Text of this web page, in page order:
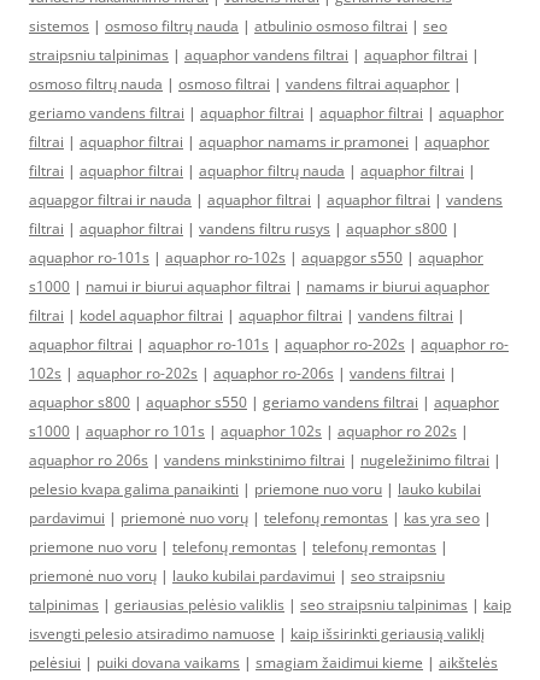
sistemos | osmoso filtrų nauda | atbulinio osmoso filtrai | seo
straipsniu talpinimas | aquaphor vandens filtrai | aquaphor filtrai |
osmoso filtrų nauda | osmoso filtrai | vandens filtrai aquaphor |
geriamo vandens filtrai | aquaphor filtrai | aquaphor filtrai | aquaphor
filtrai | aquaphor filtrai | aquaphor namams ir pramonei | aquaphor
filtrai | aquaphor filtrai | aquaphor filtrų nauda | aquaphor filtrai |
aquapgor filtrai ir nauda | aquaphor filtrai | aquaphor filtrai | vandens
filtrai | aquaphor filtrai | vandens filtru rusys | aquaphor s800 |
aquaphor ro-101s | aquaphor ro-102s | aquapgor s550 | aquaphor
s1000 | namui ir biurui aquaphor filtrai | namams ir biurui aquaphor
filtrai | kodel aquaphor filtrai | aquaphor filtrai | vandens filtrai |
aquaphor filtrai | aquaphor ro-101s | aquaphor ro-202s | aquaphor ro-
102s | aquaphor ro-202s | aquaphor ro-206s | vandens filtrai |
aquaphor s800 | aquaphor s550 | geriamo vandens filtrai | aquaphor
s1000 | aquaphor ro 101s | aquaphor 102s | aquaphor ro 202s |
aquaphor ro 206s | vandens minkstinimo filtrai | nugeležinimo filtrai |
pelesio kvapa galima panaikinti | priemone nuo voru | lauko kubilai
pardavimui | priemonė nuo vorų | telefonų remontas | kas yra seo |
priemone nuo voru | telefonų remontas | telefonų remontas |
priemonė nuo vorų | lauko kubilai pardavimui | seo straipsniu
talpinimas | geriausias pelėsio valiklis | seo straipsniu talpinimas | kaip
isvengti pelesio atsiradimo namuose | kaip išsirinkti geriausią valiklį
pelėsiui | puiki dovana vaikams | smagiam žaidimui kieme | aikštelės